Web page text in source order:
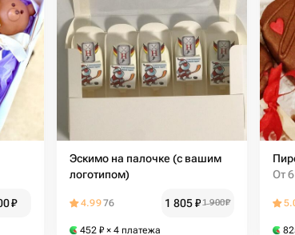
₽
Эскимо на палочке (с вашим
логотипом)
4.9976 1 805₽1 900₽
452 ₽ × 4 платежа
От